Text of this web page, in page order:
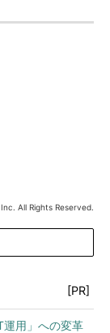
All Rights Reserved.
[PR]
用」への変革